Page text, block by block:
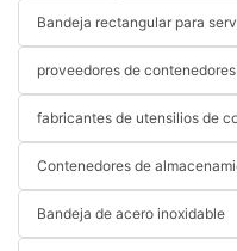
Bandeja rectangular para
proveedores de
fabricantes de utensilios de
Contenedores de
Bandeja de acero inoxidable